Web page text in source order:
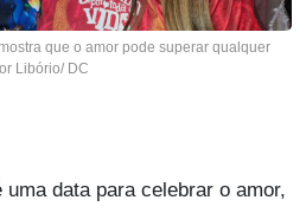
que o amor pode superar qualquer
Libório/ DC
data para celebrar o amor,